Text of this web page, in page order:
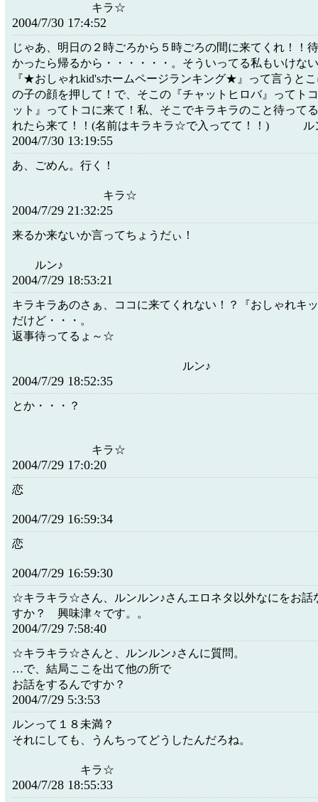
キラ☆
2004/7/30 17:4:52
じゃあ、明日の２時ごろから５時ごろの間に来てくれ！！
かったら帰るから・・・・・・。そういってる私もいけな
『★おしゃれkid'sホームページランキング★』って言うと
の子の顔を押して！で、そこの『チャットヒロバ』ってト
ット』ってトコに来て！私、そこでキラキラのこと待って
れたら来て！！(名前はキラキラ☆で入ってて！！) ル
2004/7/30 13:19:55
あ、ごめん。行く！
キラ☆
2004/7/29 21:32:25
来るか来ないか言ってちょうだぃ！
ルン♪
2004/7/29 18:53:21
キラキラあのさぁ、ココに来てくれない！？『おしゃれキ
だけど・・・。
返事待ってるょ～☆
ルン♪
2004/7/29 18:52:35
とか・・・？
キラ☆
2004/7/29 17:0:20
恋
2004/7/29 16:59:34
恋
2004/7/29 16:59:30
☆キラキラ☆さん、ルンルン♪さんエロネタ以外なにをお話
すか？ 興味津々です。。
2004/7/29 7:58:40
☆キラキラ☆さんと、ルンルン♪さんに質問。
…で、結局ここを出て他の所で
お話をするんですか？
2004/7/29 5:3:53
ルンって１８未満？
それにしても、うんちってどうしたんだろね。
キラ☆
2004/7/28 18:55:33